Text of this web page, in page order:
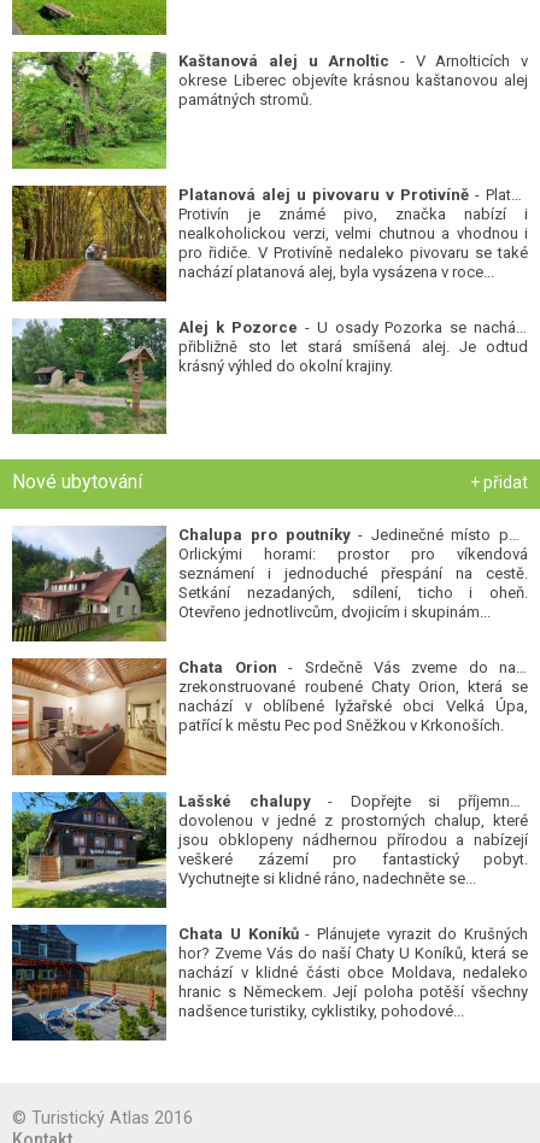
Kaštanová alej u Arnoltic - V Arnolticích v
okrese Liberec objevíte krásnou kaštanovou alej
památných stromů.
Platanová alej u pivovaru v Protivíně - Platan
Protivín je známé pivo, značka nabízí i
nealkoholickou verzi, velmi chutnou a vhodnou i
pro řidiče. V Protivíně nedaleko pivovaru se také
nachází platanová alej, byla vysázena v roce...
Alej k Pozorce - U osady Pozorka se nachází
přibližně sto let stará smíšená alej. Je odtud
krásný výhled do okolní krajiny.
Nové ubytování + přidat
Chalupa pro poutníky- Jedinečné místo pod
Orlickými horami: prostor pro víkendová
seznámení i jednoduché přespání na cestě.
Setkání nezadaných, sdílení, ticho i oheň.
Otevřeno jednotlivcům, dvojicím i skupinám...
Chata Orion - Srdečně Vás zveme do naší
zrekonstruované roubené Chaty Orion, která se
nachází v oblíbené lyžařské obci Velká Úpa,
patřící k městu Pec pod Sněžkou v Krkonoších.
Lašské chalupy- Dopřejte si příjemnou
dovolenou v jedné z prostorných chalup, které
jsou obklopeny nádhernou přírodou a nabízejí
veškeré zázemí pro fantastický pobyt.
Vychutnejte si klidné ráno, nadechněte se...
Chata U Koníků- Plánujete vyrazit do Krušných
hor? Zveme Vás do naší Chaty U Koníků, která se
nachází v klidné části obce Moldava, nedaleko
hranic s Německem. Její poloha potěší všechny
nadšence turistiky, cyklistiky, pohodové...
© Turistický Atlas 2016